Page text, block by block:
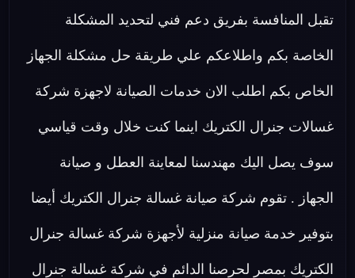
تقبل المنافسة بفريق دعم فني لتحديد المشكلة
الخاصة بكم واطلاعكم علي طريقة حل مشكلة الجهاز
الخاص بكم اطلب الان خدمات الصيانة لاجهزة شركة
غسالات جنرال الكتريك اينما كنت خلال وقت قياسي
سوف يصل اليك مهندسنا لمعاينة العطل و صيانة
الجهاز . تقوم شركة صيانة غسالة جنرال الكتريك أيضا
بتوفير خدمة صيانة منزلية لأجهزة شركة غسالة جنرال
الكتريك بمصر لحرصنا الدائم في شركة غسالة جنرال